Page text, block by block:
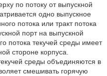
по потоку от выпускной
одно выпускное
потока или тракт потока
порт на выпускной
потока текучей среды имеет
стороне корпуса.
среды объединяются в
смешивать горячую